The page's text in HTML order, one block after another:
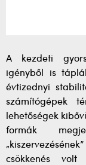
A kezdeti
igényből is
évtizednyi
számítógépek
lehetőségek
formák
csökkenés